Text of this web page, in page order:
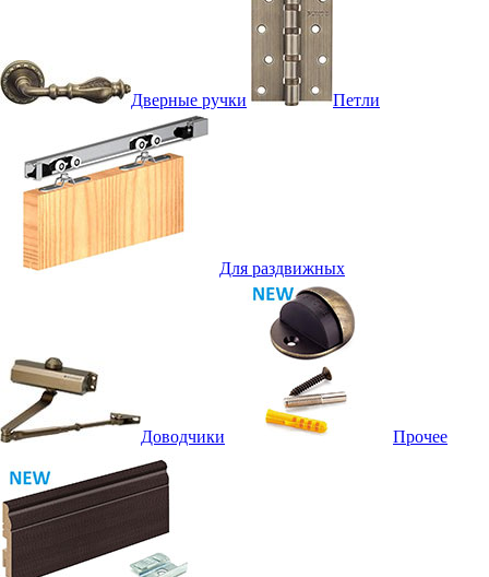
Дверные ручки Петли
Для раздвижных
Доводчики Прочее